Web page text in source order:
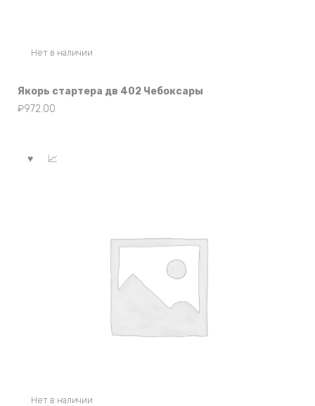
Нет в наличии
Якорь стартера дв 402 Чебоксары
₽972.00
Нет в наличии